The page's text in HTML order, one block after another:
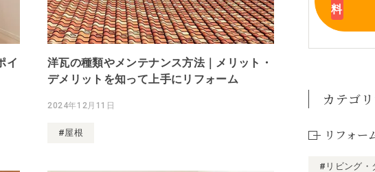
イ
洋瓦の種類やメンテナンス方法｜メリット・
デメリットを知って上手にリフォーム
2024年12月11日
#屋根
カテゴ
リフォー
#リビング・